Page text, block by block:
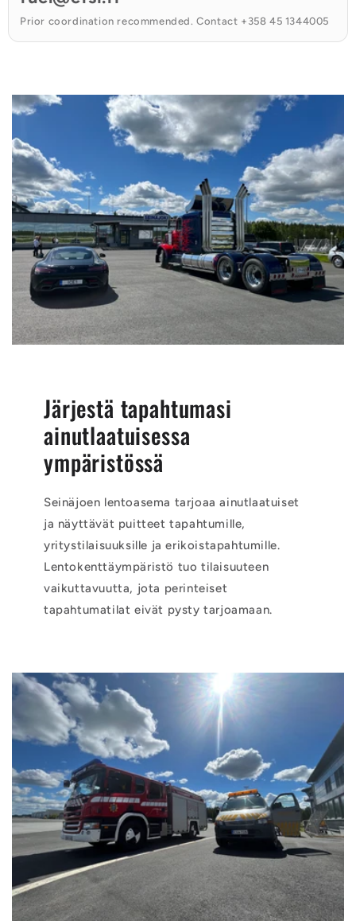
Prior coordination recommended. Contact +358 45 1344005
Järjestä tapahtumasi
ainutlaatuisessa
ympäristössä
Seinäjoen lentoasema tarjoaa ainutlaatuiset
ja näyttävät puitteet tapahtumille,
yritystilaisuuksille ja erikoistapahtumille.
Lentokenttäympäristö tuo tilaisuuteen
vaikuttavuutta, jota perinteiset
tapahtumatilat eivät pysty tarjoamaan.